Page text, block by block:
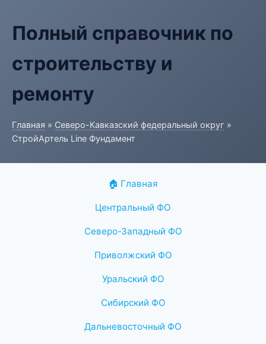
Полный справочник по
строительству и
ремонту
Главная » Северо-Кавказский федеральный округ »
СтройАртель Line Фундамент
🏠 Главная
Центральный ФО
Северо-Западный ФО
Приволжский ФО
Уральский ФО
Сибирский ФО
Дальневосточный ФО